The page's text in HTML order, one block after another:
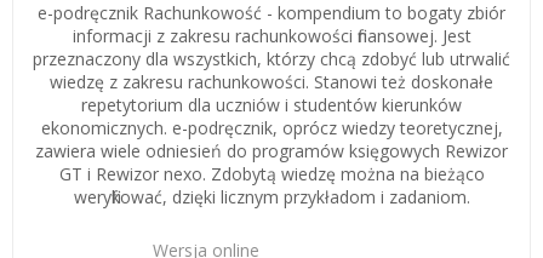
e-podręcznik Rachunkowość - kompendium to bogaty zbiór
informacji z zakresu rachunkowości finansowej. Jest
przeznaczony dla wszystkich, którzy chcą zdobyć lub utrwalić
wiedzę z zakresu rachunkowości. Stanowi też doskonałe
repetytorium dla uczniów i studentów kierunków
ekonomicznych. e-podręcznik, oprócz wiedzy teoretycznej,
zawiera wiele odniesień do programów księgowych Rewizor
GT i Rewizor nexo. Zdobytą wiedzę można na bieżąco
weryfikować, dzięki licznym przykładom i zadaniom.
Wersja online